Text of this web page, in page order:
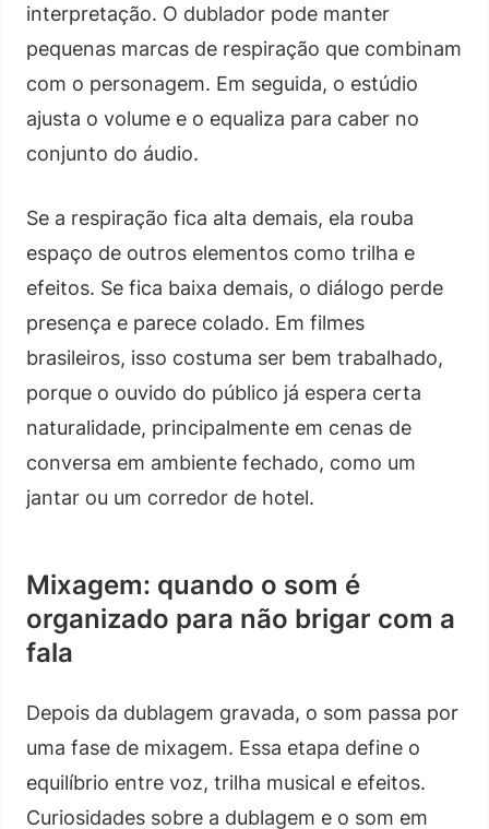
interpretação. O dublador pode manter
pequenas marcas de respiração que combinam
com o personagem. Em seguida, o estúdio
ajusta o volume e o equaliza para caber no
conjunto do áudio.
Se a respiração fica alta demais, ela rouba
espaço de outros elementos como trilha e
efeitos. Se fica baixa demais, o diálogo perde
presença e parece colado. Em filmes
brasileiros, isso costuma ser bem trabalhado,
porque o ouvido do público já espera certa
naturalidade, principalmente em cenas de
conversa em ambiente fechado, como um
jantar ou um corredor de hotel.
Mixagem: quando o som é
organizado para não brigar com a
fala
Depois da dublagem gravada, o som passa por
uma fase de mixagem. Essa etapa define o
equilíbrio entre voz, trilha musical e efeitos.
Curiosidades sobre a dublagem e o som em